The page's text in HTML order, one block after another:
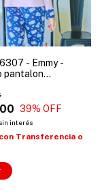
- Emmy -
pantalon
39% OFF
sin interés
con Transferencia o